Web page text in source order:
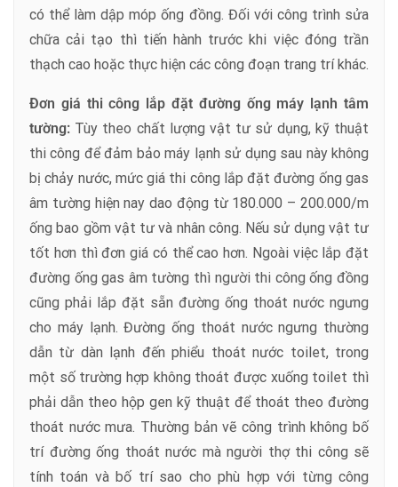
có thể làm dập móp ống đồng. Đối với công trình sửa
chữa cải tạo thì tiến hành trước khi việc đóng trần
thạch cao hoặc thực hiện các công đoạn trang trí khác.
Đơn giá thi công lắp đặt đường ống máy lạnh tâm
tường: Tùy theo chất lượng vật tư sử dụng, kỹ thuật
thi công để đảm bảo máy lạnh sử dụng sau này không
bị chảy nước, mức giá thi công lắp đặt đường ống gas
âm tường hiện nay dao động từ 180.000 – 200.000/m
ống bao gồm vật tư và nhân công. Nếu sử dụng vật tư
tốt hơn thì đơn giá có thể cao hơn. Ngoài việc lắp đặt
đường ống gas âm tường thì người thi công ống đồng
cũng phải lắp đặt sẵn đường ống thoát nước ngưng
cho máy lạnh. Đường ống thoát nước ngưng thường
dẫn từ dàn lạnh đến phiểu thoát nước toilet, trong
một số trường hợp không thoát được xuống toilet thì
phải dẫn theo hộp gen kỹ thuật để thoát theo đường
thoát nước mưa. Thường bản vẽ công trình không bố
trí đường ống thoát nước mà người thợ thi công sẽ
tính toán và bố trí sao cho phù hợp với từng công